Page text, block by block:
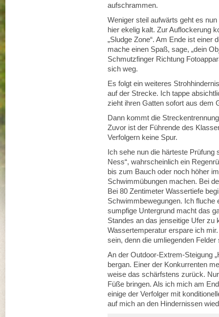
aufschrammen.
Weniger steil aufwärts geht es
hier ekelig kalt. Zur Auflockerung
„Sludge Zone“. Am Ende ist einer
mache einen Spaß, sage, „dein
Schmutzfinger Richtung
sich weg.
Es folgt ein weiteres
auf der Strecke. Ich tappe
zieht ihren Gatten sofort aus dem
Dann kommt die
Zuvor ist der Führende des
Verfolgern keine Spur.
Ich sehe nun die härteste
Ness“, wahrscheinlich ein
bis zum Bauch oder noch höher
Schwimmübungen machen. Bei
Bei 80 Zentimeter Wassertiefe
Schwimmbewegungen. Ich fluche
sumpfige Untergrund macht das
Standes an das jenseitige Ufer zu
Wassertemperatur erspare ich
sein, denn die umliegenden
An der Outdoor-Extrem-Steigung
bergan. Einer der Konkurrenten
weise das schärfstens zurück.
Füße bringen. Als ich mich am
einige der Verfolger mit
auf mich an den Hindernissen